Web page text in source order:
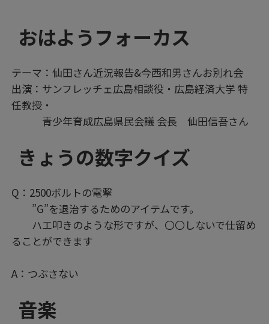
おはようフォーカス
テーマ：仙田さん近況報告&今西和男さんお別れ会
出演：サンフレッチェ広島相談役・広島経済大学 特
任教授・
青少年育成広島県民会議 会長 仙田信吾さん
きょうの数字クイズ
Q：2500ボルトの電撃
”G”を退治するためのアイテムです。
ハエ叩きのような形ですが、〇〇しないで仕留め
ることができます
A：つぶさない
音楽